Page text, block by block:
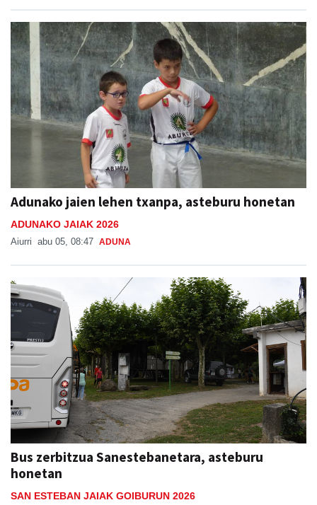
Adunako jaien lehen txanpa, asteburu honetan
ADUNAKO JAIAK 2026
Aiurri abu 05, 08:47 ADUNA
Bus zerbitzua Sanestebanetara, asteburu
honetan
SAN ESTEBAN JAIAK GOIBURUN 2026